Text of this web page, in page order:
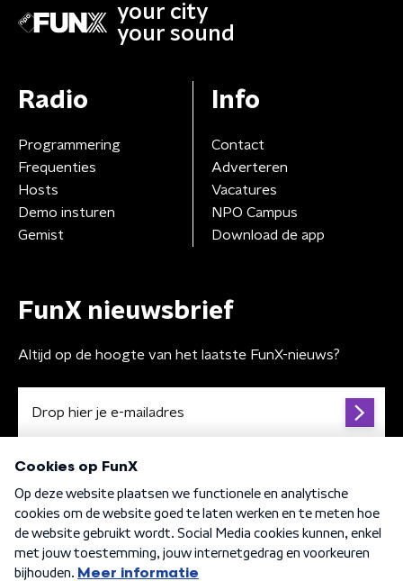
your city
your sound
Radio
Programmering
Frequenties
Hosts
Demo insturen
Gemist
Info
Contact
Adverteren
Vacatures
NPO Campus
Download de app
FunX nieuwsbrief
Altijd op de hoogte van het laatste FunX-nieuws?
Algemene voorwaarden Privacybeleid